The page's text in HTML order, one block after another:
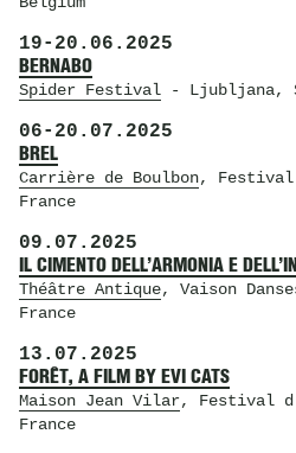
19- 20.06.2025
BERNABO
Spider Festival- Ljubljana,
06- 20.07.2025
BREL
Carrière de Boulbon, Festival
France
09.07.2025
IL CIMENTO DELL’ARMONIA E
Théâtre Antique, Vaison
France
13.07.2025
FORÊT, A FILM BY EVI CATS
Maison Jean Vilar, Festival
France